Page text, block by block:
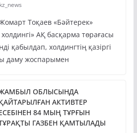
Тоқаев «Бәйтерек»
АҚ басқарма төрағасы
қабылдап, холдингтің қазіргі
даму жоспарымен
ОБЛЫСЫНДА
АКТИВТЕР
84 МЫҢ ТҰРҒЫН
ТҰРАҚТЫ ГАЗБЕН ҚАМТЫЛАДЫ